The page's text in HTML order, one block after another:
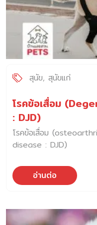
สุนัข สุนัขแก่
โรคข้อเสื่อม
: DJD)
โรคข้อเสื่อม
disease : DJD)
อ่านต่อ